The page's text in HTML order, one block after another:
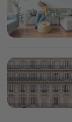
Image